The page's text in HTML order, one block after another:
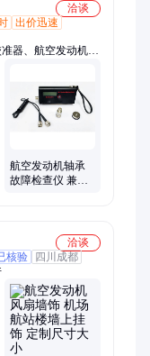
洽谈
出价迅速
器、航空发动机专
频率测试仪、振动
轴承检测仪、智能
量仪、振动变送
航空发动机轴承
故障检查仪 兼容
洽谈
核验
四川成都